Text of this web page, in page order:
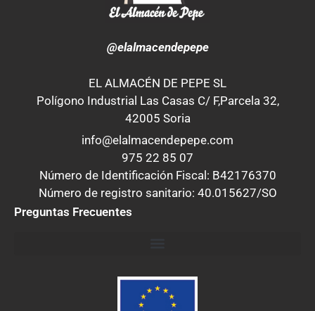
@elalmacendepepe
EL ALMACÉN DE PEPE SL
Polígono Industrial Las Casas C/ F,Parcela 32,
42005 Soria
info@elalmacendepepe.com
975 22 85 07
Número de Identificación Fiscal: B42176370
Número de registro sanitario: 40.015627/SO
Preguntas Frecuentes